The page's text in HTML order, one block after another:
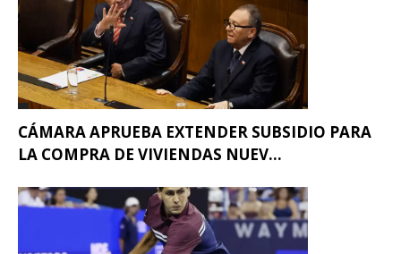
CÁMARA APRUEBA EXTENDER SUBSIDIO PARA
LA COMPRA DE VIVIENDAS NUEV...